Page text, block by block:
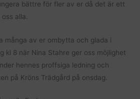
bättre för fler av er då det är ett
alla.
många av er ombytta och glada i
kl 8 när Nina Stahre ger oss möjlighet
hennes proffsiga ledning och
på Kröns Trädgård på onsdag.